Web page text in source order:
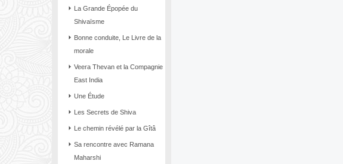
La Grande Épopée du
Shivaïsme
Bonne conduite, Le Livre de la
morale
Veera Thevan et la Compagnie
East India
Une Étude
Les Secrets de Shiva
Le chemin révélé par la Gîtâ
Sa rencontre avec Ramana
Maharshi